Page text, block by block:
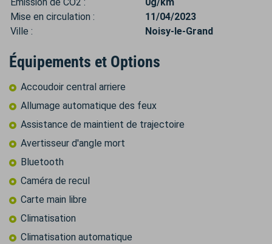
Émission de CO2 :
0g/km
Mise en circulation :
11/04/2023
Ville :
Noisy-le-Grand
Équipements et Options
Accoudoir central arriere
Allumage automatique des feux
Assistance de maintient de trajectoire
Avertisseur d'angle mort
Bluetooth
Caméra de recul
Carte main libre
Climatisation
Climatisation automatique